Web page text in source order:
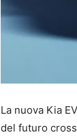
La nuova Kia
del futuro